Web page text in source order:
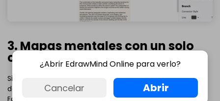
3. Mapas mentales con un solo
clic
Si tienes dificultades para reconstruir el texto traducido,
deja que la función "Mapas mentales con un clic" de
EdrawMind IA haga el trabajo por ti. Analiza el texto de
¿Abrir EdrawMind Online para verlo?
Cancelar Abrir